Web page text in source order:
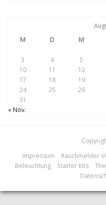
M
D M
3
4 5
10
11 12
17
18 19
24
25 26
31
« Nov.
Impressum
Rauchmelder
Beleuchtung
Starter Kits